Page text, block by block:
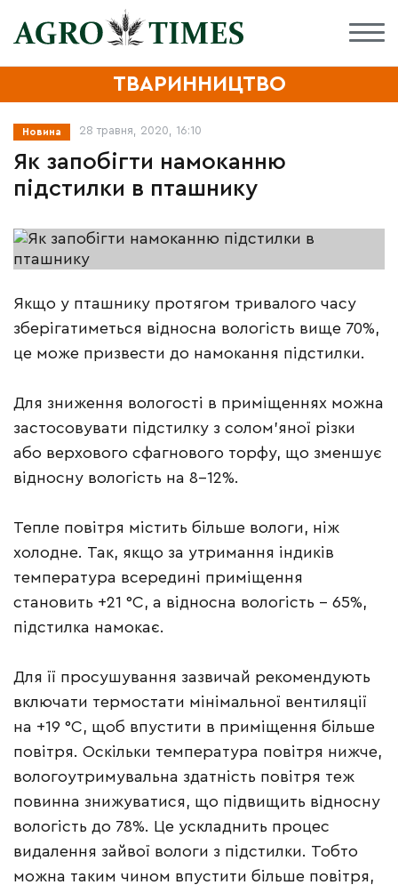
ТВАРИННИЦТВО
Новина 28 травня, 2020, 16:10
Як запобігти намоканню
підстилки в пташнику
Якщо у пташнику протягом тривалого часу
зберігатиметься відносна вологість вище 70%,
це може призвести до намокання підстилки.
Для зниження вологості в приміщеннях можна
застосовувати підстилку з солом’яної різки
або верхового сфагнового торфу, що зменшує
відносну вологість на 8-12%.
Тепле повітря містить більше вологи, ніж
холодне. Так, якщо за утримання індиків
температура всередині приміщення
становить +21 °C, а відносна вологість – 65%,
підстилка намокає.
Для її просушування зазвичай рекомендують
включати термостати мінімальної вентиляції
на +19 °C, щоб впустити в приміщення більше
повітря. Оскільки температура повітря нижче,
вологоутримувальна здатність повітря теж
повинна знижуватися, що підвищить відносну
вологість до 78%. Це ускладнить процес
видалення зайвої вологи з підстилки. Тобто
можна таким чином впустити більше повітря,